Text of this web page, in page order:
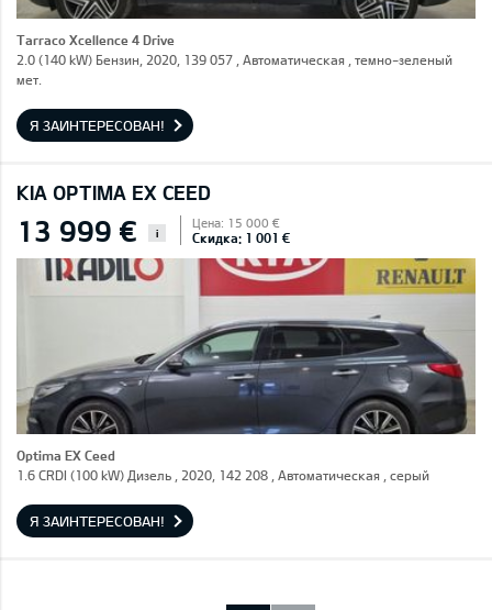
Tarraco Xcellence 4 Drive
2.0 (140 kW) Бензин, 2020, 139 057 , Автоматическая , темно-зеленый
мет.
Я ЗАИНТЕРЕСОВАН!
KIA OPTIMA EX CEED
13 999 € i
Цена: 15 000 €
Скидка: 1 001 €
Optima EX Ceed
1.6 CRDI (100 kW) Дизель , 2020, 142 208 , Автоматическая , серый
Я ЗАИНТЕРЕСОВАН!